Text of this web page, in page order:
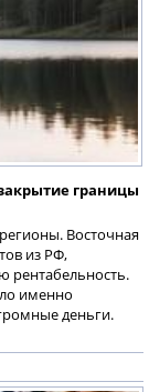
границы
Восточная
из РФ,
рентабельность.
именно
деньги.